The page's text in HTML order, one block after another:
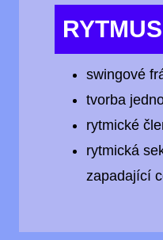
RYTMUS
swingové
tvorba
rytmické
rytmická
zapadající